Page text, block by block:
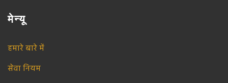
मेन्यू
हमारे बारे में
सेवा नियम